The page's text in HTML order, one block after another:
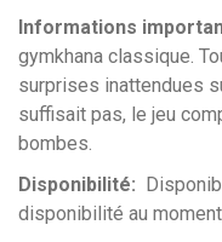
Informations
gymkhana classique.
surprises inattendues
suffisait pas, le jeu
bombes.
Disponibilité
disponibilité au